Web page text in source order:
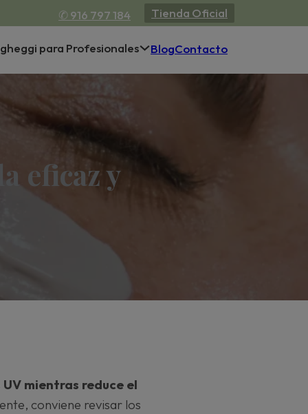
✆ 916 797 184 Tienda Oficial
para Profesionales BlogContacto
eficaz y
mientras reduce el
conviene revisar los